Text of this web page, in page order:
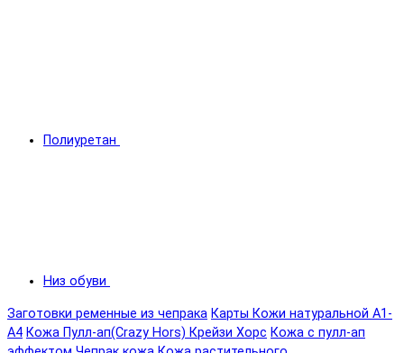
Полиуретан
Низ обуви
Заготовки ременные из чепрака Карты Кожи натуральной А1-
А4 Кожа Пулл-ап(Crazy Hors) Крейзи Хорс Кожа с пулл-ап